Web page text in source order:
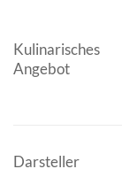
Kulinarisches
Angebot
Darsteller